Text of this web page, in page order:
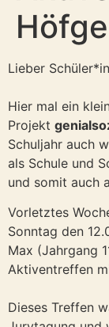
Lieber
Hier mal ein
Projekt
Schuljahr auch
als Schule und
und somit auch
Vorletztes
Sonntag den
Max (Jahrgang
Aktiventreffen
Dieses Treffen